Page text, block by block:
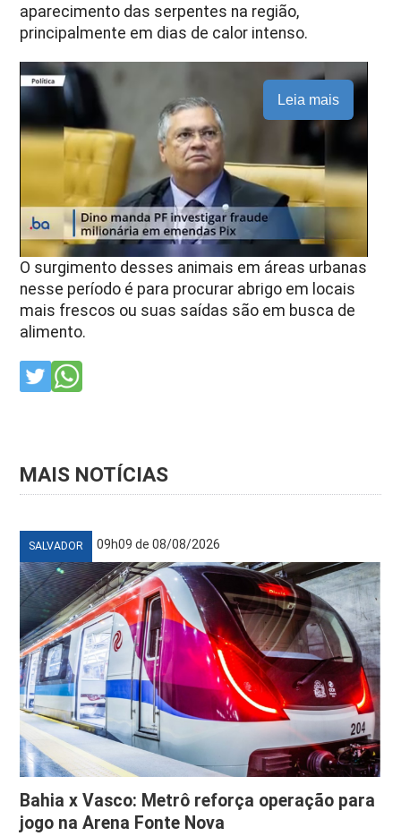
aparecimento das serpentes na região,
principalmente em dias de calor intenso.
Leia mais
O surgimento desses animais em áreas urbanas
nesse período é para procurar abrigo em locais
mais frescos ou suas saídas são em busca de
alimento.
MAIS NOTÍCIAS
SALVADOR 09h09 de 08/08/2026
Bahia x Vasco: Metrô reforça operação para
jogo na Arena Fonte Nova